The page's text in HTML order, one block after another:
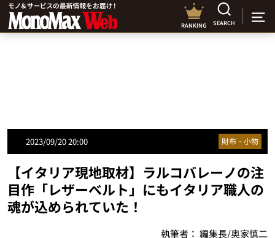
RANKING SEARCH
2023/09/20 20:00 財布・小物
【イタリア現地取材】ラルコバレーノの注
目作「レザーベルト」にもイタリア職人の
魂が込められていた！
執筆者：編集長/奥家慎二